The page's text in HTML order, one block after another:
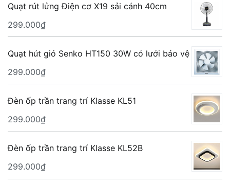
Quạt rút lửng Điện cơ X19 sải cánh 40cm
299.000₫
Quạt hút gió Senko HT150 30W có lưới bảo vệ
299.000₫
Đèn ốp trần trang trí Klasse KL51
299.000₫
Đèn ốp trần trang trí Klasse KL52B
299.000₫